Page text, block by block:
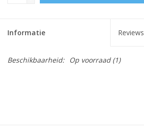
Informatie Reviews
Beschikbaarheid: Op voorraad(1)